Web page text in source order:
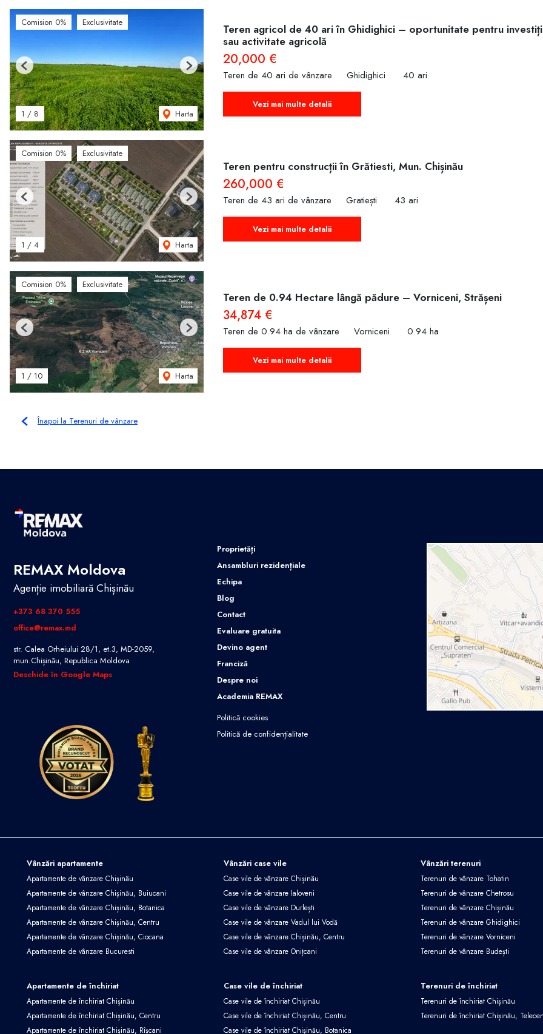
Comision 0% Exclusivitate
1 / 8 Harta
Previous Next
Teren agricol de 40 ari în Ghidighici – oportunitate pentru
sau activitate agricolă
20,000 €
Teren de 40 ari de vânzare Ghidighici 40 ari
Vezi mai multe detalii
Comision 0% Exclusivitate
1 / 4 Harta
Previous Next
Teren pentru construcții în Grătiesti, Mun. Chișinău
260,000 €
Teren de 43 ari de vânzare Gratiești 43 ari
Vezi mai multe detalii
Comision 0% Exclusivitate
1 / 10 Harta
Previous Next
Teren de 0.94 Hectare lângă pădure – Vorniceni, Strășeni
34,874 €
Teren de 0.94 ha de vânzare Vorniceni 0.94 ha
Vezi mai multe detalii
Înapoi la Terenuri de vânzare
REMAX Moldova
Agenție imobiliară Chișinău
+373 68 370 555
office@remax.md
str. Calea Orheiului 28/1, et.3, MD-2059,
mun.Chișinău, Republica Moldova
Deschide în Google Maps
Proprietăți
Ansambluri rezidențiale
Echipa
Blog
Contact
Evaluare gratuita
Devino agent
Franciză
Despre noi
Academia REMAX
Politică cookies
Politică de confidențialitate
Vânzări apartamente
Apartamente de vânzare Chișinău
Apartamente de vânzare Chișinău, Buiucani
Apartamente de vânzare Chișinău, Botanica
Apartamente de vânzare Chișinău, Centru
Apartamente de vânzare Chișinău, Ciocana
Apartamente de vânzare Bucuresti
Vânzări case vile
Case vile de vânzare Chișinău
Case vile de vânzare Ialoveni
Case vile de vânzare Durlești
Case vile de vânzare Vadul lui Vodă
Case vile de vânzare Chișinău, Centru
Case vile de vânzare Onițcani
Vânzări terenuri
Terenuri de vânzare Tohatin
Terenuri de vânzare Chetrosu
Terenuri de vânzare Chișinău
Terenuri de vânzare Ghidighici
Terenuri de vânzare Vorniceni
Terenuri de vânzare Budești
Apartamente de închiriat
Apartamente de închiriat Chișinău
Apartamente de închiriat Chișinău, Centru
Apartamente de închiriat Chișinău, Rîșcani
Case vile de închiriat
Case vile de închiriat Chișinău
Case vile de închiriat Chișinău, Centru
Case vile de închiriat Chișinău, Botanica
Terenuri de închiriat
Terenuri de închiriat Chișinău
Terenuri de închiriat Chișinău,